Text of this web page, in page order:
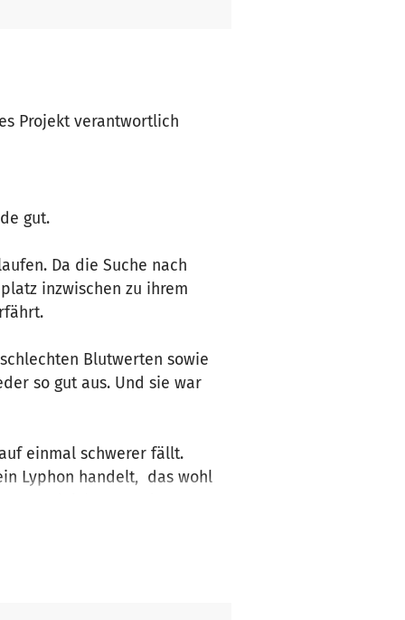
Projekt verantwortlich
gut.
Da die Suche nach
inzwischen zu ihrem
Blutwerten sowie
so gut aus. Und sie war
einmal schwerer fällt.
Lyphon handelt, das wohl
nicht gerade eine